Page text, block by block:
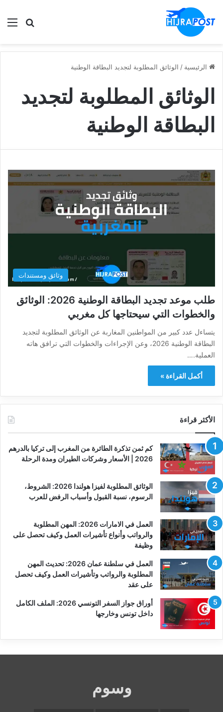
ابحث
الرئيسية / الوثائق المطلوبة لتجديد البطاقة الوطنية
الوثائق المطلوبة لتجديد
البطاقة الوطنية
وثائق ومستندات
طلب موعد تجديد البطاقة الوطنية 2026: الوثائق
والخطوات التي سيحتاجها كل مغربي
يتساءل عدد كبير من المواطنين المغاربة عن الوثائق المطلوبة لتجديد
البطاقة الوطنية 2026، وعن الإجراءات والخطوات التي ترافق هاته
العملية.…
أكمل القراءة »
الأكثر قراءة
كم ثمن تذكرة الطائرة من المغرب إلى تركيا بالدرهم
2026 | الأسعار وشركات الطيران ومدة الرحلة
الوثائق المطلوبة لفيزا هولندا 2026: الشروط،
الرسوم، نسبة القبول وأسباب الرفض للعرب
العمل في الامارات 2026: المهن المطلوبة
والرواتب وأنواع تأشيرات العمل وكيف تحصل على
وظيفة
العمل في سلطنة عمان 2026: تحديث المهن
المطلوبة والرواتب وتأشيرات العمل وكيف تحصل
على عقد
أوراق جواز السفر التونسي 2026: الملف الكامل
داخل تونس وخارجها
وسوم